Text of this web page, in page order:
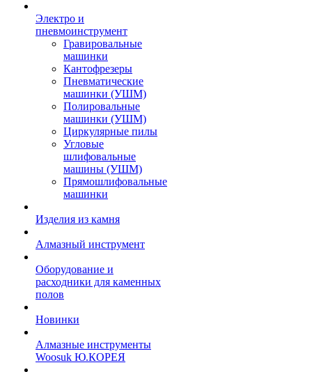
Электро и
пневмоинструмент
Гравировальные
машинки
Кантофрезеры
Пневматические
машинки (УШМ)
Полировальные
машинки (УШМ)
Циркулярные пилы
Угловые
шлифовальные
машины (УШМ)
Прямошлифовальные
машинки
Изделия из камня
Алмазный инструмент
Оборудование и
расходники для каменных
полов
Новинки
Алмазные инструменты
Woosuk Ю.КОРЕЯ